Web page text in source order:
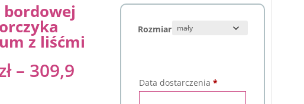
z liśćmi
– 309,9
Rozmiar
Data dostarczenia *